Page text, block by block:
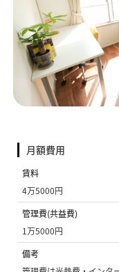
月額費用
賃料
4万5000円
管理費(共益費)
1万5000円
備考